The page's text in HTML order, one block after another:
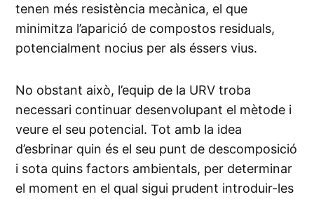
tenen més resistència mecànica, el que
minimitza l’aparició de compostos residuals,
potencialment nocius per als éssers vius.
No obstant això, l’equip de la URV troba
necessari continuar desenvolupant el mètode i
veure el seu potencial. Tot amb la idea
d’esbrinar quin és el seu punt de descomposició
i sota quins factors ambientals, per determinar
el moment en el qual sigui prudent introduir-les